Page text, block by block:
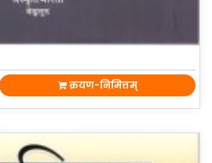
क्रयण-निमित्तम्